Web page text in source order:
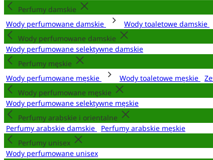
Perfumy damskie
Wody perfumowane damskie
Wody toaletowe damskie
Wody perfumowane damskie
Wody perfumowane selektywne damskie
Perfumy męskie
Wody perfumowane męskie
Wody toaletowe męskie
Wody perfumowane męskie
Wody perfumowane selektywne męskie
Perfumy arabskie i orientalne
Perfumy arabskie damskie
Perfumy arabskie męskie
Perfumy unisex
Wody perfumowane unisex